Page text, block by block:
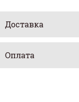
Доставка
Оплата